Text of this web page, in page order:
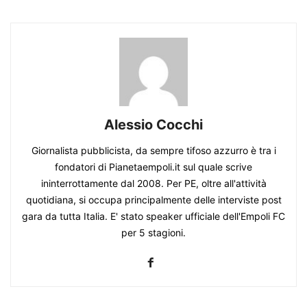
Alessio Cocchi
Giornalista pubblicista, da sempre tifoso azzurro è tra i
fondatori di Pianetaempoli.it sul quale scrive
ininterrottamente dal 2008. Per PE, oltre all'attività
quotidiana, si occupa principalmente delle interviste post
gara da tutta Italia. E' stato speaker ufficiale dell'Empoli FC
per 5 stagioni.